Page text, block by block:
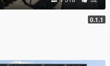
0.1.1